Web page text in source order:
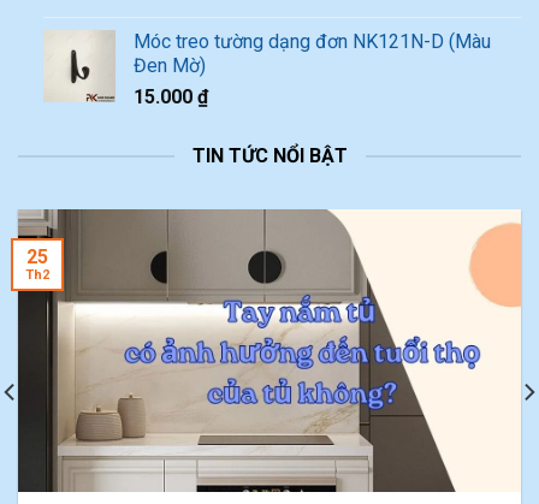
Móc treo tường dạng đơn NK121N-D (Màu
Đen Mờ)
15.000 ₫
TIN TỨC NỔI BẬT
25
Th2